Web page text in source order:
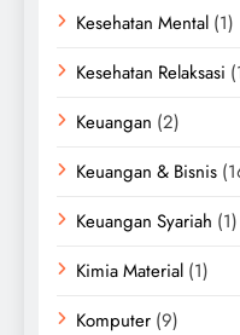
Kesehatan Mental (1)
Kesehatan Relaksasi
Keuangan (2)
Keuangan & Bisnis
Keuangan Syariah (1)
Kimia Material (1)
Komputer (9)